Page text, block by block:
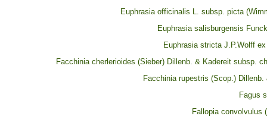
Euphrasia officinalis L. subsp. picta
Euphrasia salisburgensis
Euphrasia stricta J.P.Wolff
Facchinia cherlerioides (Sieber) Dillenb. & Kadereit subsp.
Facchinia rupestris (Scop.) Dillenb.
Fagus
Fallopia convolvulus